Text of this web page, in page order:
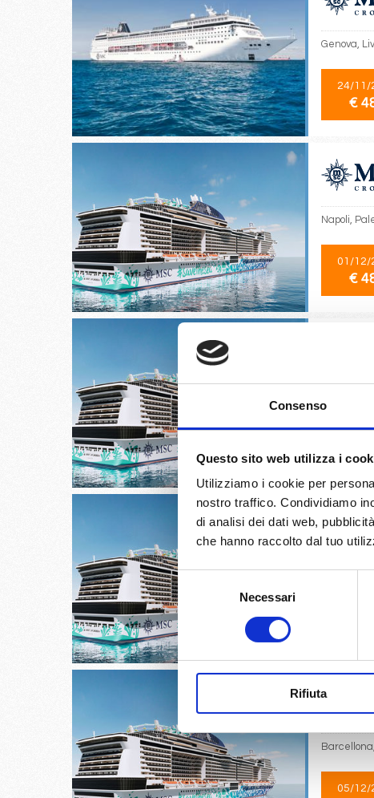
Consenso
Questo sito web utilizza i
Utilizziamo i cookie per
nostro traffico. Condividiamo
di analisi dei dati web,
che hanno raccolto dal tuo
Selezione
del
consenso
Necessari
Rifiuta
Genova,
24/11/
€
Napoli,
01/12/
€
€
La
05/12/